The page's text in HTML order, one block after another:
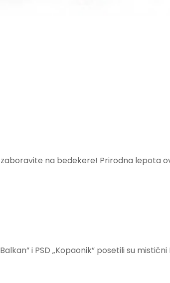
na bedekere! Prirodna lepota
i PSD „Kopaonik” posetili su